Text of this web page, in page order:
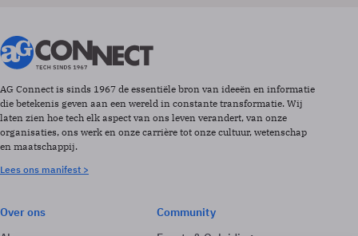
AG Connect is sinds 1967 de essentiële bron van ideeën en informatie
die betekenis geven aan een wereld in constante transformatie. Wij
laten zien hoe tech elk aspect van ons leven verandert, van onze
organisaties, ons werk en onze carrière tot onze cultuur, wetenschap
en maatschappij.
Lees ons manifest >
Over ons
Community